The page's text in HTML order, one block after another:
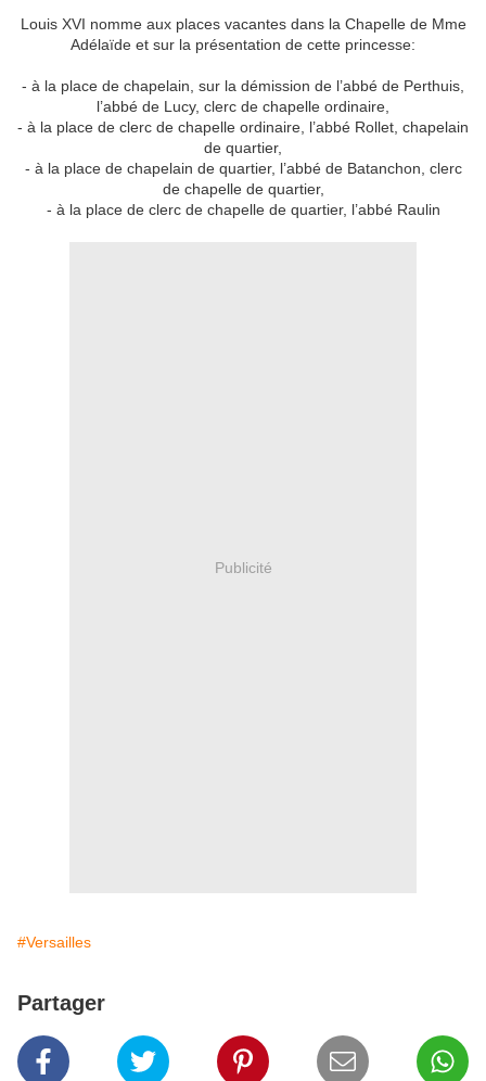
Louis XVI nomme aux places vacantes dans la Chapelle de Mme
Adélaïde et sur la présentation de cette princesse:
- à la place de chapelain, sur la démission de l’abbé de Perthuis,
l’abbé de Lucy, clerc de chapelle ordinaire,
- à la place de clerc de chapelle ordinaire, l’abbé Rollet, chapelain
de quartier,
- à la place de chapelain de quartier, l’abbé de Batanchon, clerc
de chapelle de quartier,
- à la place de clerc de chapelle de quartier, l’abbé Raulin
Publicité
#Versailles
Partager